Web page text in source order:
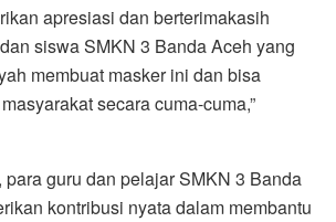
apresiasi dan berterimakasih
siswa SMKN 3 Banda Aceh yang
membuat masker ini dan bisa
secara cuma-cuma,”
para guru dan pelajar SMKN 3 Banda
kontribusi nyata dalam membantu